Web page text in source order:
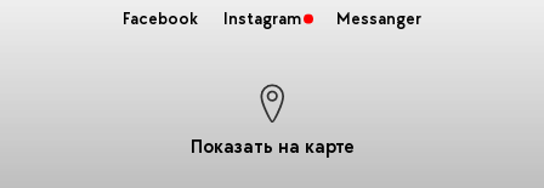
Facebook Instagram Messanger
Показать на карте